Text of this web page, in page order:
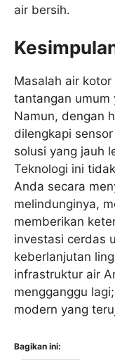
air bersih.
Masalah air
tantangan umum
Namun, dengan
dilengkapi
solusi yang jauh
Teknologi ini
Anda secara
melindunginya,
memberikan
investasi cerdas
keberlanjutan
infrastruktur air
mengganggu
modern yang
Bagikan ini: